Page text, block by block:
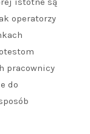
operatorzy
pracownicy
do